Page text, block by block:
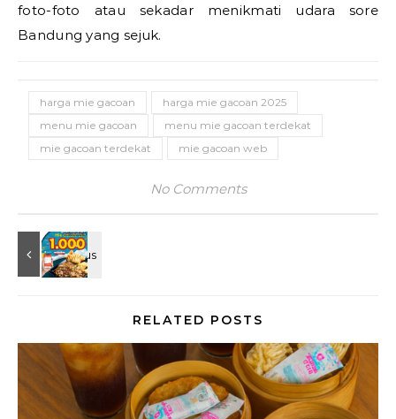
foto-foto atau sekadar menikmati udara sore
Bandung yang sejuk.
harga mie gacoan
harga mie gacoan 2025
menu mie gacoan
menu mie gacoan terdekat
mie gacoan terdekat
mie gacoan web
No Comments
RELATED POSTS